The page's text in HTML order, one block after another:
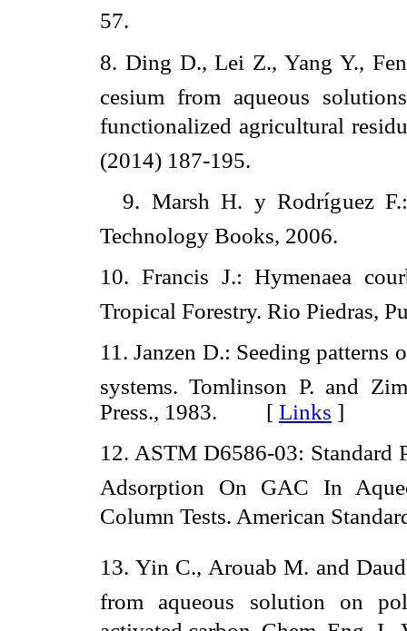
57.
8. Ding D., Lei Z., Yang Y.,
cesium from aqueous
functionalized agricultural
(2014) 187-195.
9. Marsh H. y Rodríguez F.:
Technology Books, 2006.
10. Francis J.: Hymenaea
Tropical Forestry. Rio
11. Janzen D.: Seeding
systems. Tomlinson P. and
Press., 1983. [ Links ]
12. ASTM D6586-03:
Adsorption On GAC In
Column Tests. American
13. Yin C., Arouab M. and
from aqueous solution on